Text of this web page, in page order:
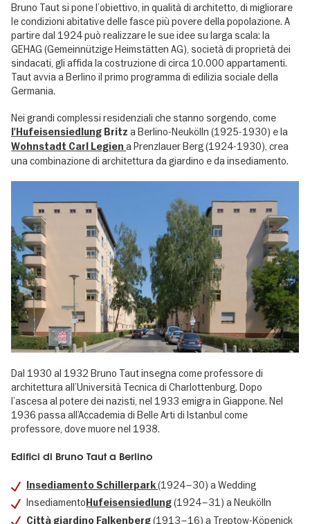
Bruno Taut si pone l’obiettivo, in qualità di architetto, di migliorare
le condizioni abitative delle fasce più povere della popolazione. A
partire dal 1924 può realizzare le sue idee su larga scala: la
GEHAG (Gemeinnützige Heimstätten AG), società di proprietà dei
sindacati, gli affida la costruzione di circa 10.000 appartamenti.
Taut avvia a Berlino il primo programma di edilizia sociale della
Germania.
Nei grandi complessi residenziali che stanno sorgendo, come
l'Hufeisensiedlung Britz a Berlino-Neukölln (1925-1930) e la
Wohnstadt Carl Legien a Prenzlauer Berg (1924-1930), crea
una combinazione di architettura da giardino e da insediamento.
Dal 1930 al 1932 Bruno Taut insegna come professore di
architettura all’Università Tecnica di Charlottenburg. Dopo
l’ascesa al potere dei nazisti, nel 1933 emigra in Giappone. Nel
1936 passa all’Accademia di Belle Arti di Istanbul come
professore, dove muore nel 1938.
Edifici di Bruno Taut a Berlino
Insediamento Schillerpark(1924–30) a Wedding
InsediamentoHufeisensiedlung(1924–31) a Neukölln
Città giardino Falkenberg(1913–16) a Treptow-Köpenick